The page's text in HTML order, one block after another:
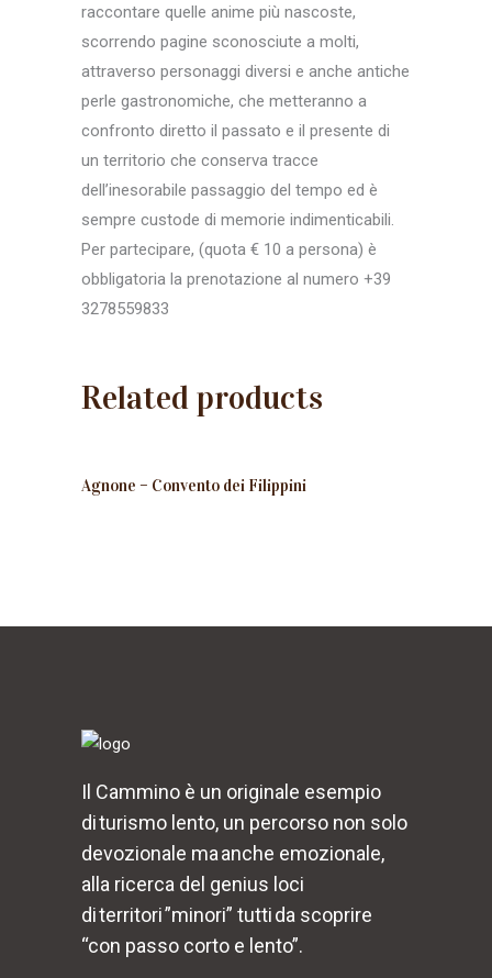
raccontare quelle anime più nascoste,
scorrendo pagine sconosciute a molti,
attraverso personaggi diversi e anche antiche
perle gastronomiche, che metteranno a
confronto diretto il passato e il presente di
un territorio che conserva tracce
dell’inesorabile passaggio del tempo ed è
sempre custode di memorie indimenticabili.
Per partecipare, (quota € 10 a persona) è
obbligatoria la prenotazione al numero +39
3278559833
Related products
Agnone – Convento dei Filippini
Il Cammino è un originale esempio
di turismo lento, un percorso non solo
devozionale ma anche emozionale,
alla ricerca del genius loci
di territori ”minori” tutti da scoprire
“con passo corto e lento”.